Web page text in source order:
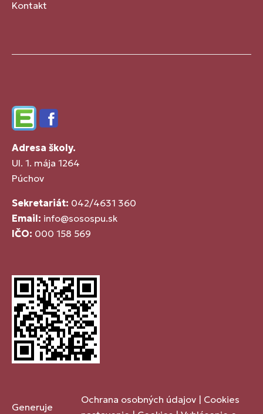
Kontakt
EdupageFacebook
Adresa školy.
Ul. 1. mája 1264
Púchov
Sekretariát: 042/4631 360
Email: info@sosospu.sk
IČO: 000 158 569
Generuje
Ochrana osobných údajov | Cookies